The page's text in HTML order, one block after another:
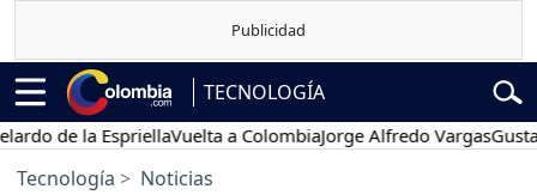
TECNOLOGÍA
de la EspriellaVuelta a ColombiaJorge Alfredo VargasGustavo
Tecnología Noticias